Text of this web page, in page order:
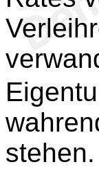
stehen.